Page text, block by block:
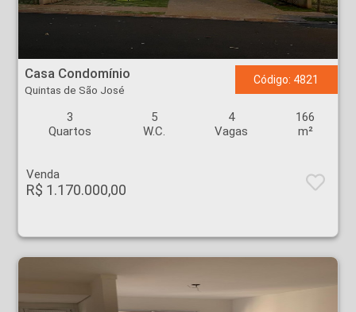
Casa Condomínio
Quintas de São José
Código: 4821
3
Quartos
5
W.C.
4
Vagas
166
m²
Venda
R$ 1.170.000,00